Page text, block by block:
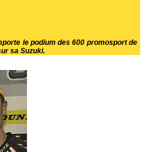
le podium des 600 promosport de
sa Suzuki.